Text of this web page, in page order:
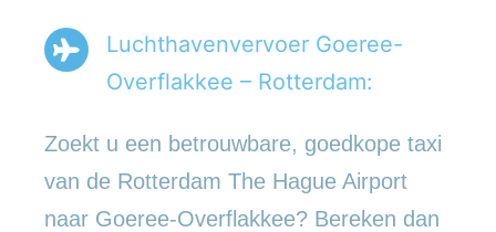
Luchthavenvervoer Goeree-
Overflakkee – Rotterdam:
Zoekt u een betrouwbare, goedkope taxi
van de Rotterdam The Hague Airport
naar Goeree-Overflakkee? Bereken dan